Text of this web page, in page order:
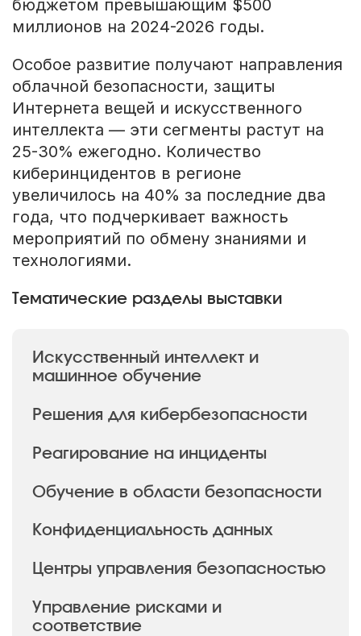
бюджетом превышающим $500
миллионов на 2024-2026 годы.
Особое развитие получают направления
облачной безопасности, защиты
Интернета вещей и искусственного
интеллекта — эти сегменты растут на
25-30% ежегодно. Количество
киберинцидентов в регионе
увеличилось на 40% за последние два
года, что подчеркивает важность
мероприятий по обмену знаниями и
технологиями.
Тематические разделы выставки
Искусственный интеллект и
машинное обучение
Решения для кибербезопасности
Реагирование на инциденты
Обучение в области безопасности
Конфиденциальность данных
Центры управления безопасностью
Управление рисками и
соответствие